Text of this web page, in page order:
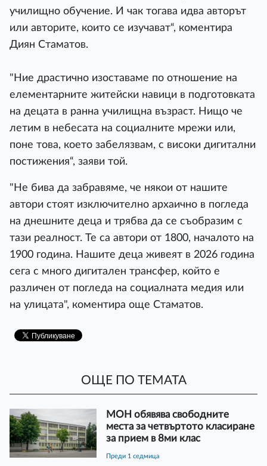
училищно обучение. И чак тогава идва авторът
или авторите, които се изучават“, коментира
Диян Стаматов.
"Ние драстично изоставаме по отношение на
елементарните житейски навици в подготовката
на децата в ранна училищна възраст. Нищо че
летим в небесата на социалните мрежи или,
поне това, което забелязвам, с високи дигитални
постижения“, заяви той.
"Не бива да забравяме, че някои от нашите
автори стоят изключително архаично в погледа
на днешните деца и трябва да се съобразим с
тази реалност. Те са автори от 1800, началото на
1900 година. Нашите деца живеят в 2026 година
сега с много дигитален трансфер, който е
различен от погледа на социалната медия или
на улицата", коментира още Стаматов.
ОЩЕ ПО ТЕМАТА
МОН обявява свободните
места за четвъртото класиране
за прием в 8ми клас
преди 1 седмица